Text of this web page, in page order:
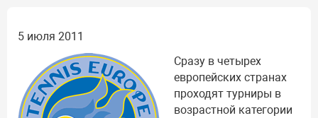
5 июля 2011
Сразу в четырех
европейских странах
проходят турниры в
возрастной категории